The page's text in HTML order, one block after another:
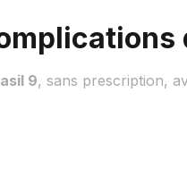
9, sans prescription,